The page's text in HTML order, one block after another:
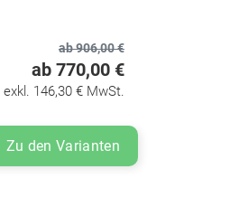
ab 906,00 €
ab 770,00 €
exkl. 146,30 € MwSt.
Zu den Varianten